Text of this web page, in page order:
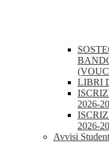
LIBRI
2026-
2026-
Avvisi